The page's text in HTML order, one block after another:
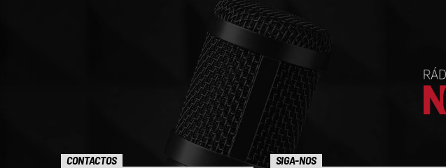
CONTACTOS SIGA-NOS